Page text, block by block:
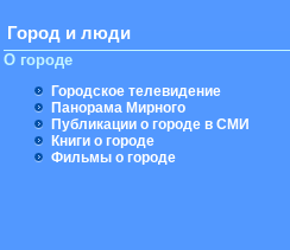
Город и люди
О городе
Городское телевидение
Панорама Мирного
Публикации о городе в СМИ
Книги о городе
Фильмы о городе